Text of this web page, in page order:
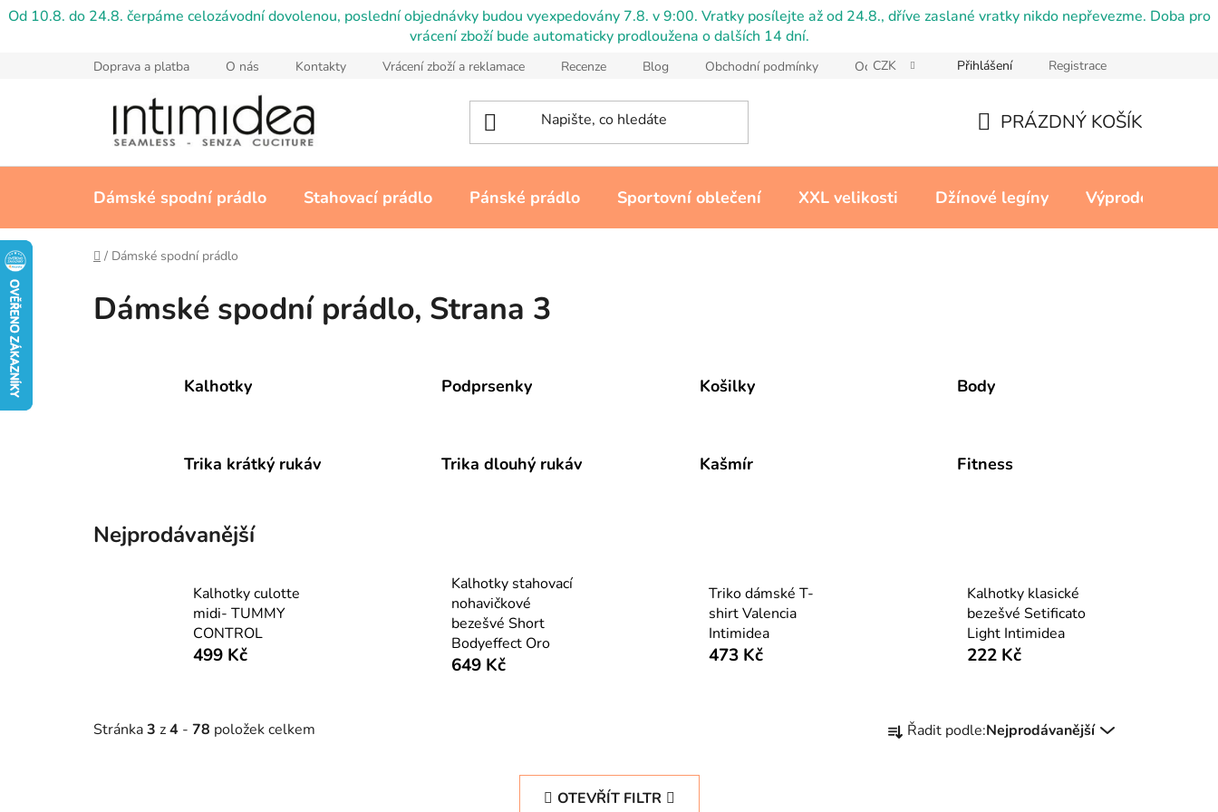
Přejít
Od 10.8. do 24.8. čerpáme celozávodní dovolenou, poslední objednávky budou vyexpedovány 7.8. v 9:00. Vratky posílejte až od 24.8., dříve zaslané vratky nikdo nepřevezme. Doba pro
vrácení zboží bude automaticky prodloužena o dalších 14 dní.
Doprava a platba O nás Kontakty Vrácení zboží a reklamace Recenze Blog Obchodní podmínky Ochrana osobních údajů Reklamační řád
CZK Přihlášení Registrace
KOŠÍK
PRÁZDNÝ KOŠÍK
Dámské spodní prádlo Stahovací prádlo Pánské prádlo Sportovní oblečení XXL velikosti Džínové legíny Výprodej
Domů
/ Dámské spodní prádlo
Dámské spodní prádlo, Strana 3
Kalhotky Podprsenky Košilky Body
Trika krátký rukáv Trika dlouhý rukáv Kašmír Fitness
Nejprodávanější
Kalhotky culotte
midi- TUMMY
CONTROL
499 Kč
Kalhotky stahovací
nohavičkové
bezešvé Short
Bodyeffect Oro
649 Kč
Triko dámské T-
shirt Valencia
Intimidea
473 Kč
Kalhotky klasické
bezešvé Setificato
Light Intimidea
222 Kč
Stránka3 z4 - 78 položek celkem
a Řadit podle:Nejprodávanější
OTEVŘÍT FILTR